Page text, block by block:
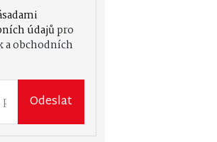
údajůpro
a obchodních
Odeslat